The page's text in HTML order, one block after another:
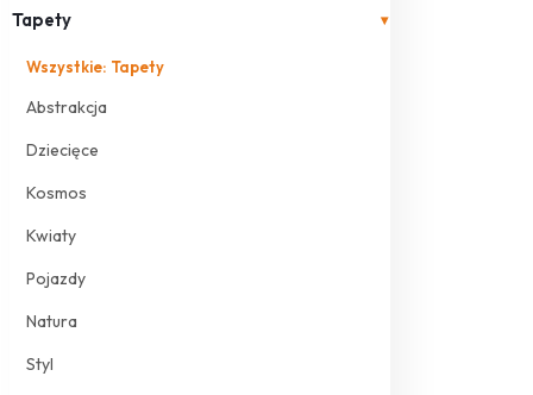
Tapety ▾
Wszystkie: Tapety
Abstrakcja
Dziecięce
Kosmos
Kwiaty
Pojazdy
Natura
Styl